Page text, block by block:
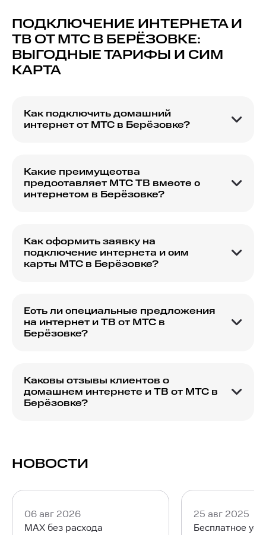
ПОДКЛЮЧЕНИЕ ИНТЕРНЕТА И
ТВ ОТ МТС В БЕРЁЗОВКЕ:
ВЫГОДНЫЕ ТАРИФЫ И СИМ
КАРТА
Как подключить домашний
интернет от МТС в Берёзовке?
Какие преимущества
предоставляет МТС ТВ вместе с
интернетом в Берёзовке?
Как оформить заявку на
подключение интернета и сим
карты МТС в Берёзовке?
Есть ли специальные предложения
на интернет и ТВ от МТС в
Берёзовке?
Каковы отзывы клиентов о
домашнем интернете и ТВ от МТС в
Берёзовке?
НОВОСТИ
06 авг 2026
MAX без расхода
25 авг 2025
Бесплатное